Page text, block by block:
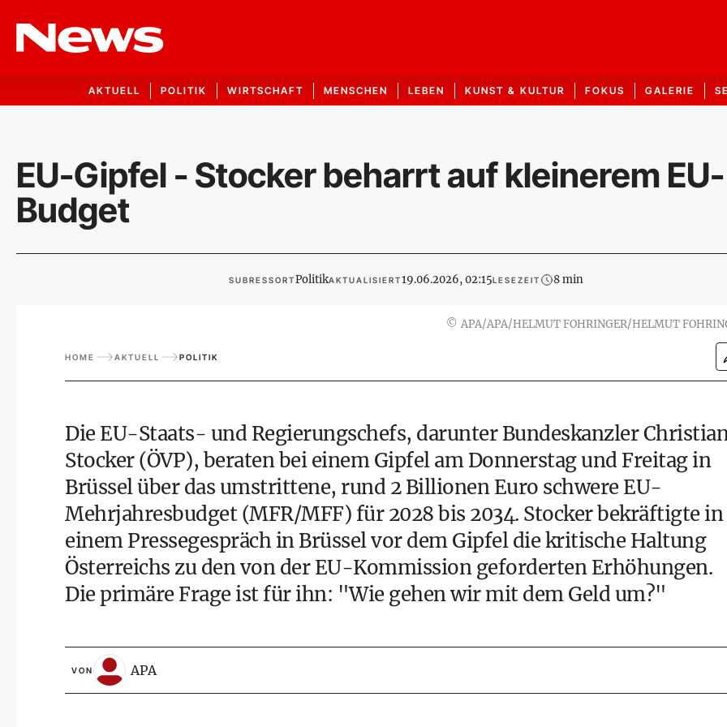
AKTUELL POLITIK WIRTSCHAFT MENSCHEN LEBEN KUNST & KULTUR FOKUS GALERIE
EU-Gipfel - Stocker beharrt auf kleinerem EU-
Budget
SUBRESSORTPolitikAKTUALISIERT19.06.2026, 02:15LESEZEIT 8 min
© APA/APA/HELMUT FOHRINGER/HELMUT
HOME AKTUELL POLITIK
Die EU-Staats- und Regierungschefs, darunter Bundeskanzler
Stocker (ÖVP), beraten bei einem Gipfel am Donnerstag und Freitag in
Brüssel über das umstrittene, rund 2 Billionen Euro schwere EU-
Mehrjahresbudget (MFR/MFF) für 2028 bis 2034. Stocker bekräftigte in
einem Pressegespräch in Brüssel vor dem Gipfel die kritische Haltung
Österreichs zu den von der EU-Kommission geforderten Erhöhungen.
Die primäre Frage ist für ihn: "Wie gehen wir mit dem Geld um?"
VON APA